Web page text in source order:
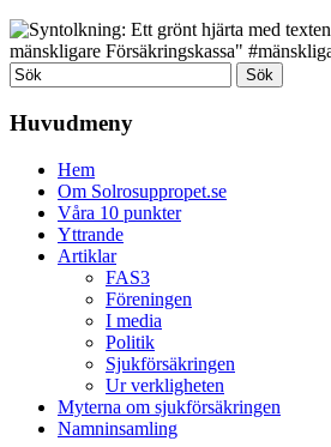
Huvudmeny
Hem
Om Solrosuppropet.se
Våra 10 punkter
Yttrande
Artiklar
FAS3
Föreningen
I media
Politik
Sjukförsäkringen
Ur verkligheten
Myterna om sjukförsäkringen
Namninsamling